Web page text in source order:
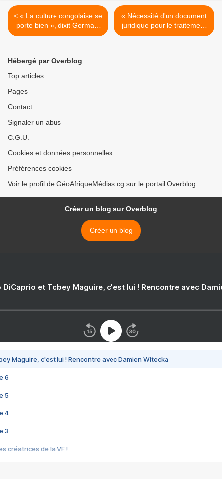
< « La culture congolaise se
porte bien », dixit Germain
PELLA YOMBO
« Nécessité d'un document
juridique pour le traitement
des prisonniers au
Hébergé par Overblog
Top articles
Pages
Contact
Signaler un abus
C.G.U.
Cookies et données personnelles
Préférences cookies
Voir le profil de GéoAfriqueMédias.cg sur le portail Overblog
Créer un blog sur Overblog
Créer un blog
DiCaprio et Tobey Maguire, c'est lui ! Rencontre avec
Maguire, c'est lui ! Rencontre avec Damien Witecka
6
5
4
3
créatrices de la VF !